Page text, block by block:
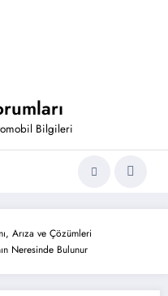
Bilgileri
Arıza ve Çözümleri
Neresinde Bulunur